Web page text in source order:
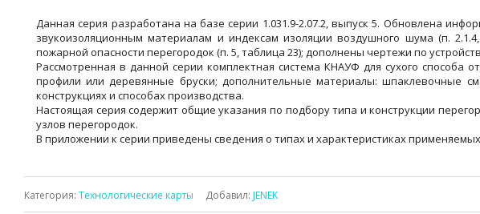
Данная серия разработана на базе серии 1.031.9-2.07.2, выпуск 5. Обновлена
звукоизоляционным материалам и индексам изоляции воздушного шума (п.
пожарной опасности перегородок (п. 5, таблица 23); дополнены чертежи по
Рассмотренная в данной серии комплектная система КНАУФ для сухого
профили или деревянные бруски; дополнительные материалы: шпаклевочные
конструкциях и способах производства.
Настоящая серия содержит общие указания по подбору типа и конструкции
узлов перегородок.
В приложении к серии приведены сведения о типах и характеристиках
Категория: Технологические карты Добавил: JENEK